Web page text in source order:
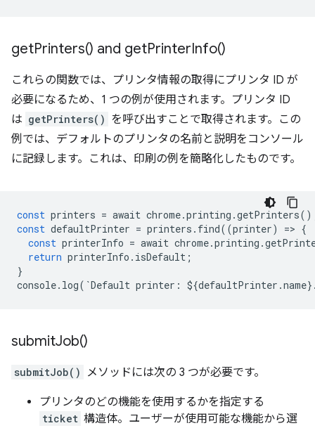
getPrinters() and getPrinterInfo()
これらの関数では、プリンタ情報の取得にプリンタ ID が
必要になるため、1 つの例が使用されます。プリンタ ID
は getPrinters() を呼び出すことで取得されます。この
例では、デフォルトのプリンタの名前と説明をコンソール
に記録します。これは、印刷の例を簡略化したものです。
const printers = await chrome.printing .getPrinters
const defaultPrinter = printers . find((printer) => {
const printerInfo = await chrome.printing .
return printerInfo . isDefault ;
}
console. log( `Default printer : ${defaultPrinter .name}
submitJob()
submitJob() メソッドには次の 3 つが必要です。
プリンタのどの機能を使用するかを指定する
ticket 構造体。ユーザーが使用可能な機能から選